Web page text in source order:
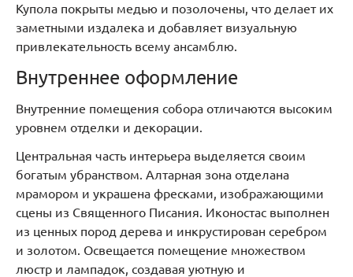
Купола покрыты медью и позолочены, что делает их
заметными издалека и добавляет визуальную
привлекательность всему ансамблю.
Внутреннее оформление
Внутренние помещения собора отличаются высоким
уровнем отделки и декорации.
Центральная часть интерьера выделяется своим
богатым убранством. Алтарная зона отделана
мрамором и украшена фресками, изображающими
сцены из Священного Писания. Иконостас выполнен
из ценных пород дерева и инкрустирован серебром
и золотом. Освещается помещение множеством
люстр и лампадок, создавая уютную и